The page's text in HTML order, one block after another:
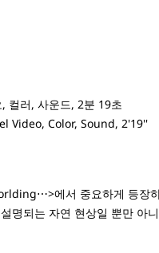
컬러, 사운드, 2분 19초
Video, Color, Sound, 2'19''
에서 중요하게 등장
설명되는 자연 현상일 뿐만